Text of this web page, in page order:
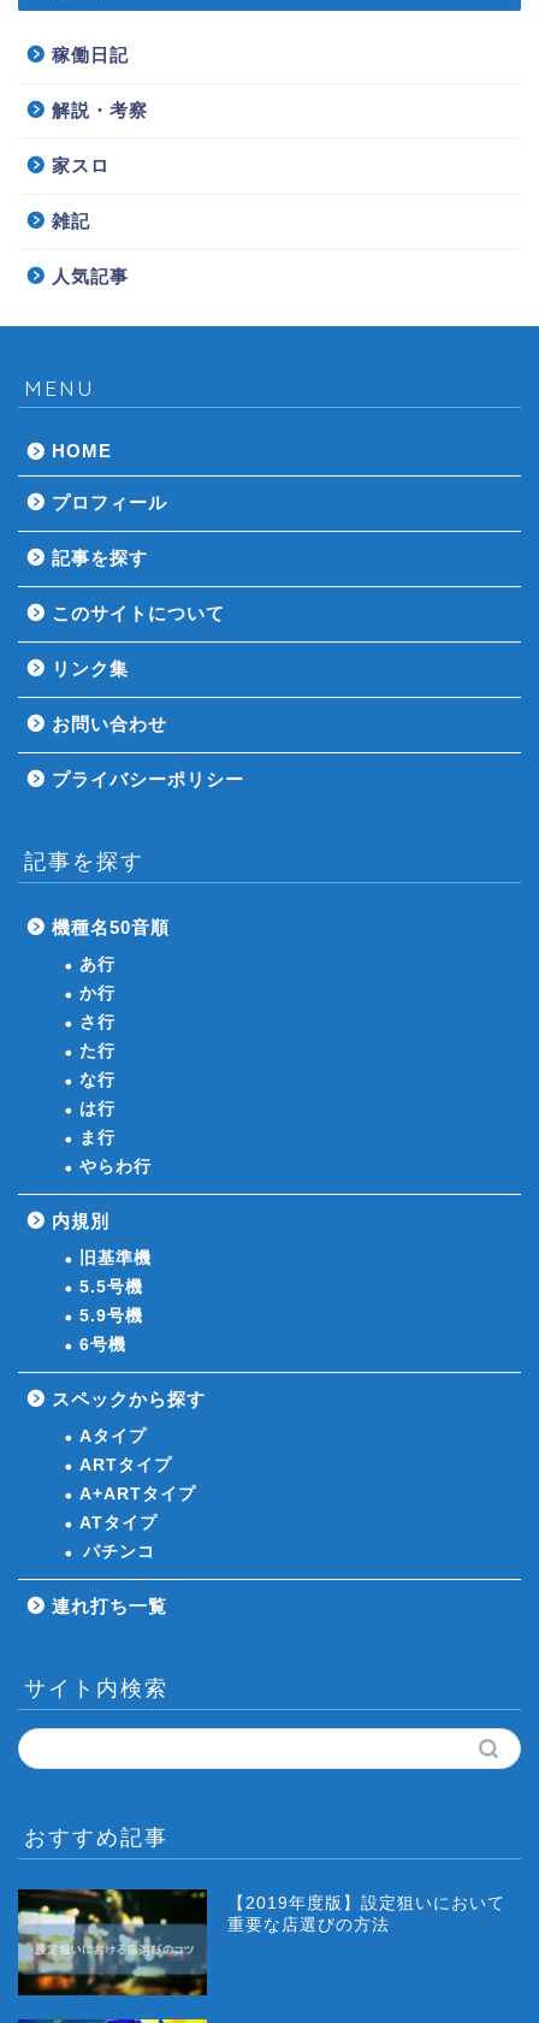
稼働日記
解説・考察
家スロ
雑記
人気記事
MENU
HOME
プロフィール
記事を探す
このサイトについて
リンク集
お問い合わせ
プライバシーポリシー
記事を探す
機種名50音順
あ行
か行
さ行
た行
な行
は行
ま行
やらわ行
内規別
旧基準機
5.5号機
5.9号機
6号機
スペックから探す
Aタイプ
ARTタイプ
A+ARTタイプ
ATタイプ
パチンコ
連れ打ち一覧
サイト内検索
おすすめ記事
【2019年度版】設定狙いにおいて
重要な店選びの方法